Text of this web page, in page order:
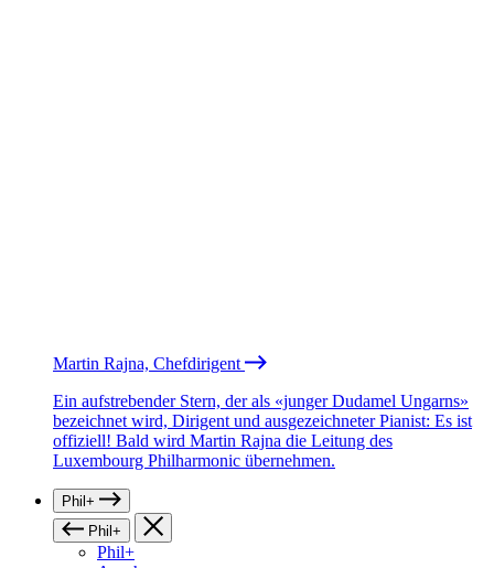
Martin Rajna, Chefdirigent
Ein aufstrebender Stern, der als «junger Dudamel Ungarns»
bezeichnet wird, Dirigent und ausgezeichneter Pianist: Es ist
offiziell! Bald wird Martin Rajna die Leitung des
Luxembourg Philharmonic übernehmen.
Phil+
Phil+
Phil+